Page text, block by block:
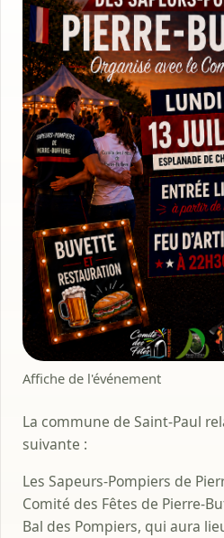
Affiche de l'événement
La commune de Saint-Paul
suivante :
Les Sapeurs-Pompiers de
Comité des Fêtes de Pierre-
Bal des Pompiers, qui aura